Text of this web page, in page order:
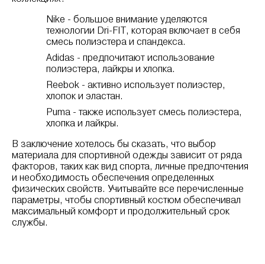
Nike - большое внимание уделяются
технологии Dri-FIT, которая включает в себя
смесь полиэстера и спандекса.
Adidas - предпочитают использование
полиэстера, лайкры и хлопка.
Reebok - активно использует полиэстер,
хлопок и эластан.
Puma - также использует смесь полиэстера,
хлопка и лайкры.
В заключение хотелось бы сказать, что выбор
материала для спортивной одежды зависит от ряда
факторов, таких как вид спорта, личные предпочтения
и необходимость обеспечения определенных
физических свойств. Учитывайте все перечисленные
параметры, чтобы спортивный костюм обеспечивал
максимальный комфорт и продолжительный срок
службы.